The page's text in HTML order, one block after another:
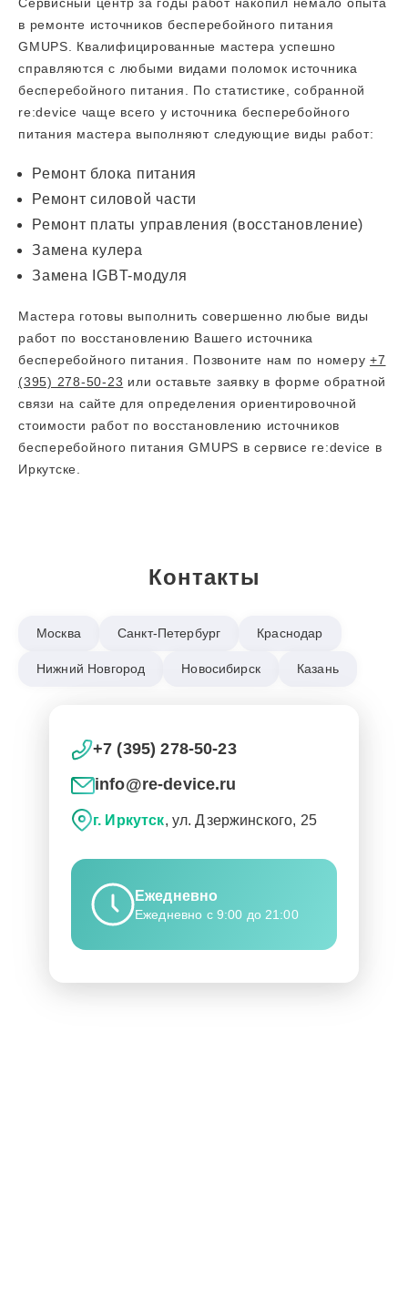
в ремонте источников бесперебойного питания
GMUPS. Квалифицированные мастера успешно
справляются с любыми видами поломок источника
бесперебойного питания. По статистике, собранной
re:device чаще всего у источника бесперебойного
питания мастера выполняют следующие виды работ:
Ремонт блока питания
Ремонт силовой части
Ремонт платы управления (восстановление)
Замена кулера
Замена IGBT-модуля
Мастера готовы выполнить совершенно любые виды
работ по восстановлению Вашего источника
бесперебойного питания. Позвоните нам по номеру +7
(395) 278-50-23 или оставьте заявку в форме обратной
связи на сайте для определения ориентировочной
стоимости работ по восстановлению источников
бесперебойного питания GMUPS в сервисе re:device в
Иркутске.
Контакты
Москва Санкт-Петербург Краснодар
Нижний Новгород Новосибирск Казань
+7 (395) 278-50-23
info@re-device.ru
г. Иркутск, ул. Дзержинского, 25
Ежедневно
Ежедневно с 9:00 до 21:00